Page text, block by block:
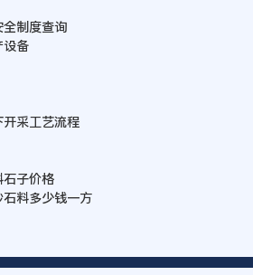
制度查询
设备
采工艺流程
子价格
料多少钱一方